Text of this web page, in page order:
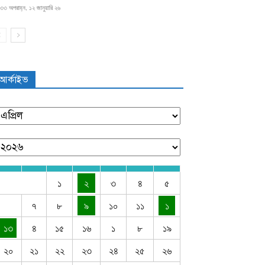
অপরাহ্ন, ১২ জানুয়ারি ২৬
১ ২ ৩ ৪
৫
৭
৮ ৯ ১০ ১১
১
১৩
৪ ১৫ ১৬ ১ ৮
১৯
২০
২১ ২২ ২৩ ২৪ ২৫ ২৬